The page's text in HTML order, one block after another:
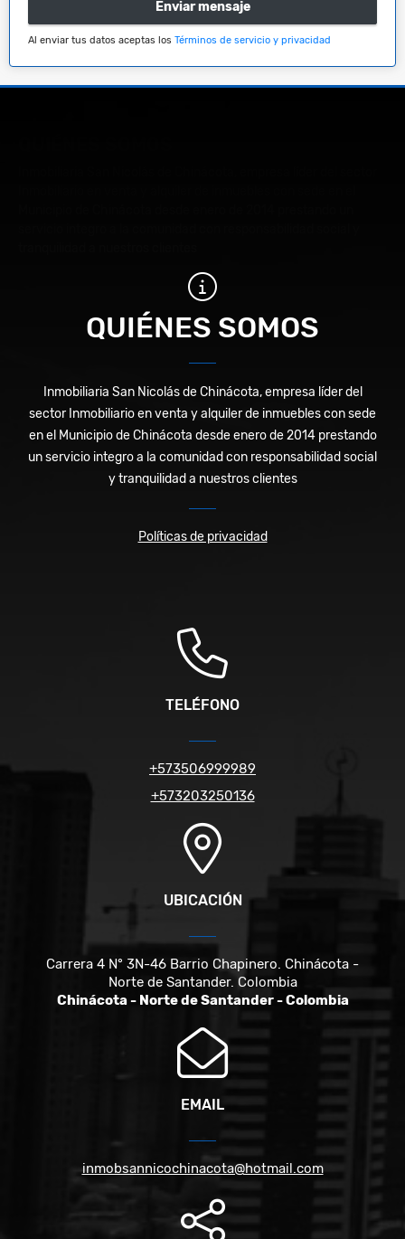
Enviar mensaje
Al enviar tus datos aceptas los Términos de servicio y privacidad
QUIÉNES SOMOS
Inmobiliaria San Nicolás de Chinácota, empresa líder del
sector Inmobiliario en venta y alquiler de inmuebles con sede
en el Municipio de Chinácota desde enero de 2014 prestando
un servicio integro a la comunidad con responsabilidad social
y tranquilidad a nuestros clientes
Políticas de privacidad
TELÉFONO
+573506999989
+573203250136
UBICACIÓN
Carrera 4 N° 3N-46 Barrio Chapinero. Chinácota -
Norte de Santander. Colombia
Chinácota - Norte de Santander - Colombia
EMAIL
inmobsannicochinacota@hotmail.com